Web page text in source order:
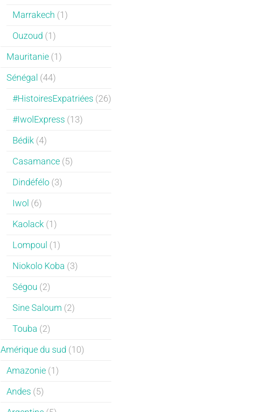
Marrakech (1)
Ouzoud (1)
Mauritanie (1)
Sénégal (44)
#HistoiresExpatriées (26)
#IwolExpress (13)
Bédik (4)
Casamance (5)
Dindéfélo (3)
Iwol (6)
Kaolack (1)
Lompoul (1)
Niokolo Koba (3)
Ségou (2)
Sine Saloum (2)
Touba (2)
Amérique du sud (10)
Amazonie (1)
Andes (5)